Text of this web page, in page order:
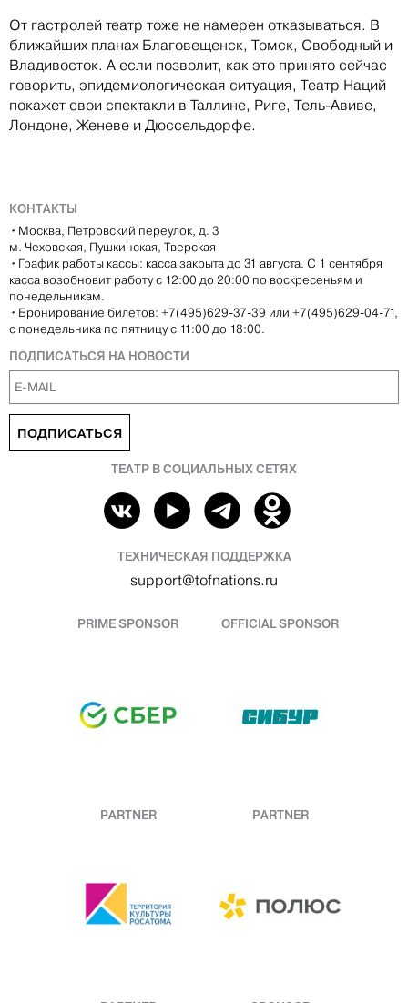
От гастролей театр тоже не намерен отказываться. В
ближайших планах Благовещенск, Томск, Свободный и
Владивосток. А если позволит, как это принято сейчас
говорить, эпидемиологическая ситуация, Театр Наций
покажет свои спектакли в Таллине, Риге, Тель-Авиве,
Лондоне, Женеве и Дюссельдорфе.
КОНТАКТЫ
• Москва, Петровский переулок, д. 3
м. Чеховская, Пушкинская, Тверская
• График работы кассы: касса закрыта до 31 августа. С 1 сентября
касса возобновит работу с 12:00 до 20:00 по воскресеньям и
понедельникам.
• Бронирование билетов: +7(495)629-37-39 или +7(495)629-04-71,
с понедельника по пятницу с 11:00 до 18:00.
ПОДПИСАТЬСЯ НА НОВОСТИ
ПОДПИСАТЬСЯ
ТЕАТР В СОЦИАЛЬНЫХ СЕТЯХ
ТЕХНИЧЕСКАЯ ПОДДЕРЖКА
support@tofnations.ru
PRIME SPONSOR OFFICIAL SPONSOR
PARTNER PARTNER